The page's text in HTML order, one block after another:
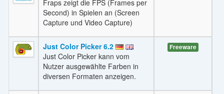
Fraps zeigt die FPS (Frames per
Second) in Spielen an (Screen
Capture und Video Capture)
Just Color Picker 6.2
Just Color Picker kann vom
Nutzer ausgewählte Farben in
diversen Formaten anzeigen.
Freeware